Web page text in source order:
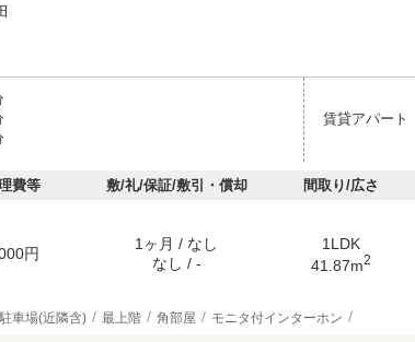
賃貸アパート
費等 敷/礼/保証/敷引・償却 間取り/広さ
円
1ヶ月 / なし
なし / -
1LDK
41.87m2
駐車場(近隣含) 最上階 角部屋 モニタ付インターホン